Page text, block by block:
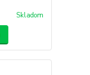
Skladom